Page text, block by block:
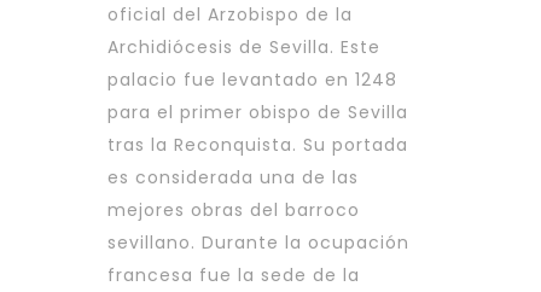
oficial del Arzobispo de la
Archidiócesis de Sevilla. Este
palacio fue levantado en 1248
para el primer obispo de Sevilla
tras la Reconquista. Su portada
es considerada una de las
mejores obras del barroco
sevillano. Durante la ocupación
francesa fue la sede de la